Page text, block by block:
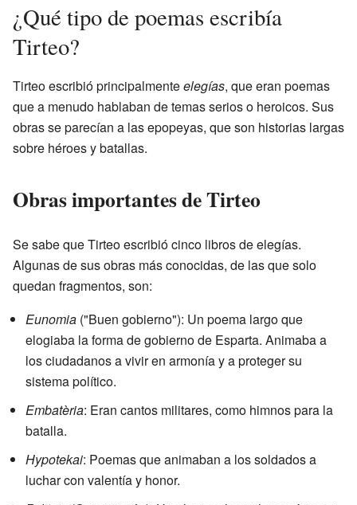
¿Qué tipo de poemas escribía
Tirteo?
Tirteo escribió principalmenteelegías, que eran poemas
que a menudo hablaban de temas serios o heroicos. Sus
obras se parecían a las epopeyas, que son historias largas
sobre héroes y batallas.
Obras importantes de Tirteo
Se sabe que Tirteo escribió cinco libros de elegías.
Algunas de sus obras más conocidas, de las que solo
quedan fragmentos, son:
Eunomia ("Buen gobierno"): Un poema largo que
elogiaba la forma de gobierno de Esparta. Animaba a
los ciudadanos a vivir en armonía y a proteger su
sistema político.
Embatèria: Eran cantos militares, como himnos para la
batalla.
Hypotekai: Poemas que animaban a los soldados a
luchar con valentía y honor.